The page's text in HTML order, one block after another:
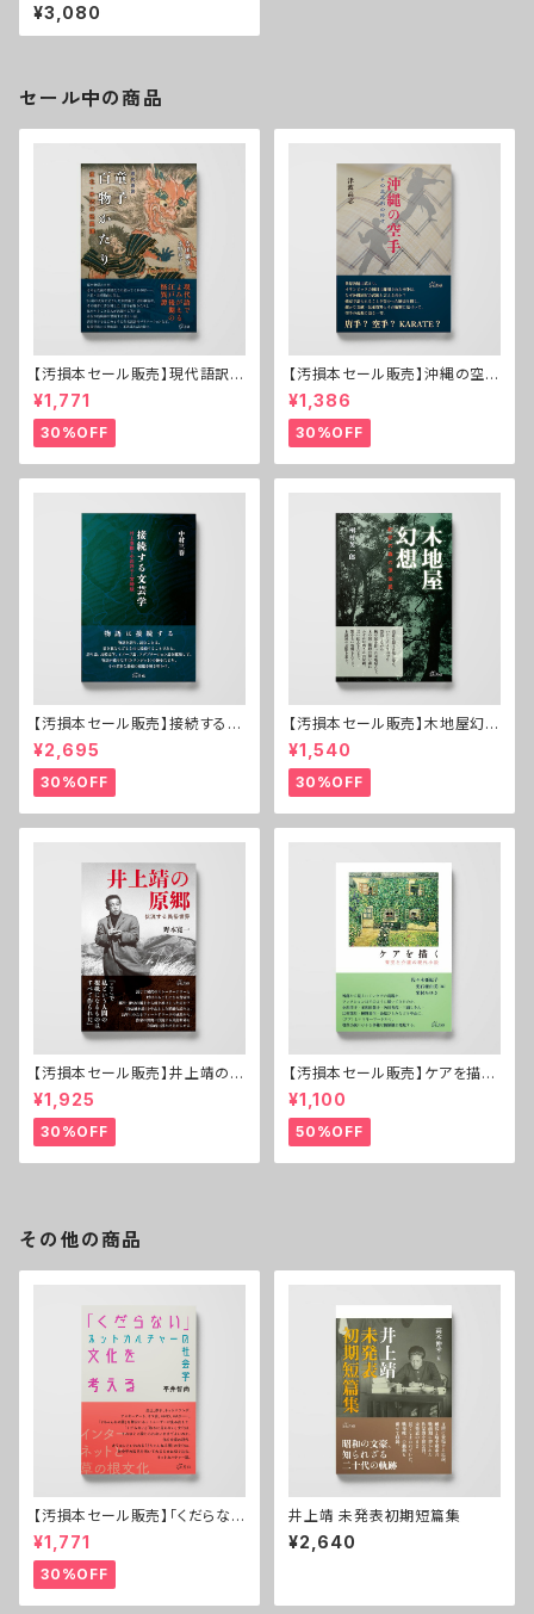
造・表象・越境
¥3,080
セール中の商品
【汚損本セール販売】現代語訳
童子百物かたり──東北・米沢
の怪異譚
¥1,771
30%OFF
【汚損本セール販売】沖縄の空手
──その基本形の時代
¥1,386
30%OFF
【汚損本セール販売】接続する文
芸学──村上春樹・小川洋子・
宮崎駿
¥2,695
30%OFF
【汚損本セール販売】木地屋幻想
──紀伊の森の漂泊民
¥1,540
30%OFF
【汚損本セール販売】井上靖の原
郷──伏流する民俗世界
¥1,925
30%OFF
【汚損本セール販売】ケアを描く
──育児と介護の現代小説
¥1,100
50%OFF
その他の商品
【汚損本セール販売】「くだらな
い」文化を考える
¥1,771
30%OFF
井上靖 未発表初期短篇集
¥2,640